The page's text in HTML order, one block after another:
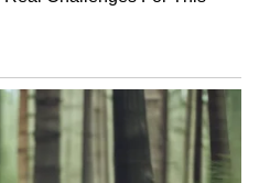
குறித்து
விஷமுள்ள
திகிலூட்டும்